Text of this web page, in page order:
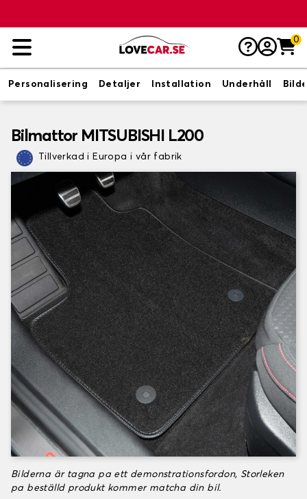
0
Personalisering Detaljer Installation Underhåll
Bilmattor MITSUBISHI L200
Tillverkad i Europa i vår fabrik
Bilderna är tagna pa ett demonstrationsfordon, Storleken
pa beställd produkt kommer matcha din bil.